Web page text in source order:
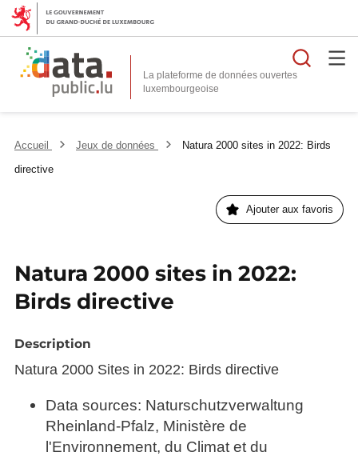
La plateforme de données ouvertes
Accueil Jeux de données
Natura 2000 sites in 2022: Birds
directive
Ajouter aux favoris
Natura 2000 sites in 2022:
Birds directive
Description
Natura 2000 Sites in 2022: Birds directive
Data sources: Naturschutzverwaltung
Rheinland-Pfalz, Ministère de
l'Environnement, du Climat et du